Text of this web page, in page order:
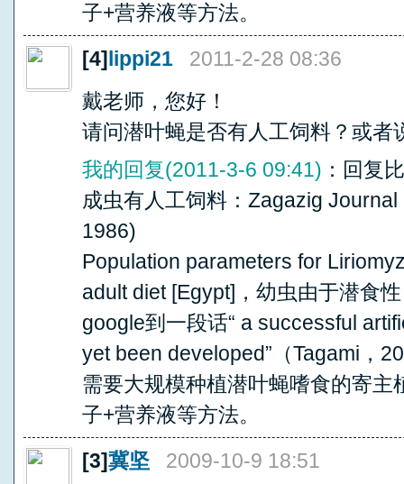
子+营养液等方法。
[4]lippi21
2011-2-28 08:36
戴老师，您好！
请问潜叶蝇是否有人工饲料？或
我的回复(2011-3-6 09:41) ：回复
成虫有人工饲料：Zagazig
1986)
Population parameters for
adult diet [Egypt]，幼虫由于潜食
google到一段话“ a successful
yet been developed”（Tagami，
需要大规模种植潜叶蝇嗜食的寄
子+营养液等方法。
[3]冀坚
2009-10-9 18:51